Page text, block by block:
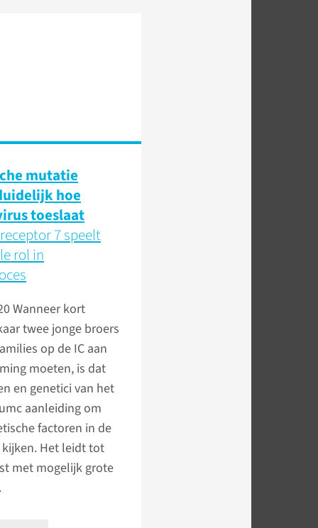
mutatie
hoe
toeslaat
7 speelt
rol in
Wanneer kort
twee jonge broers
op de IC aan
moeten, is dat
en genetici van het
aanleiding om
factoren in de
Het leidt tot
met mogelijk grote